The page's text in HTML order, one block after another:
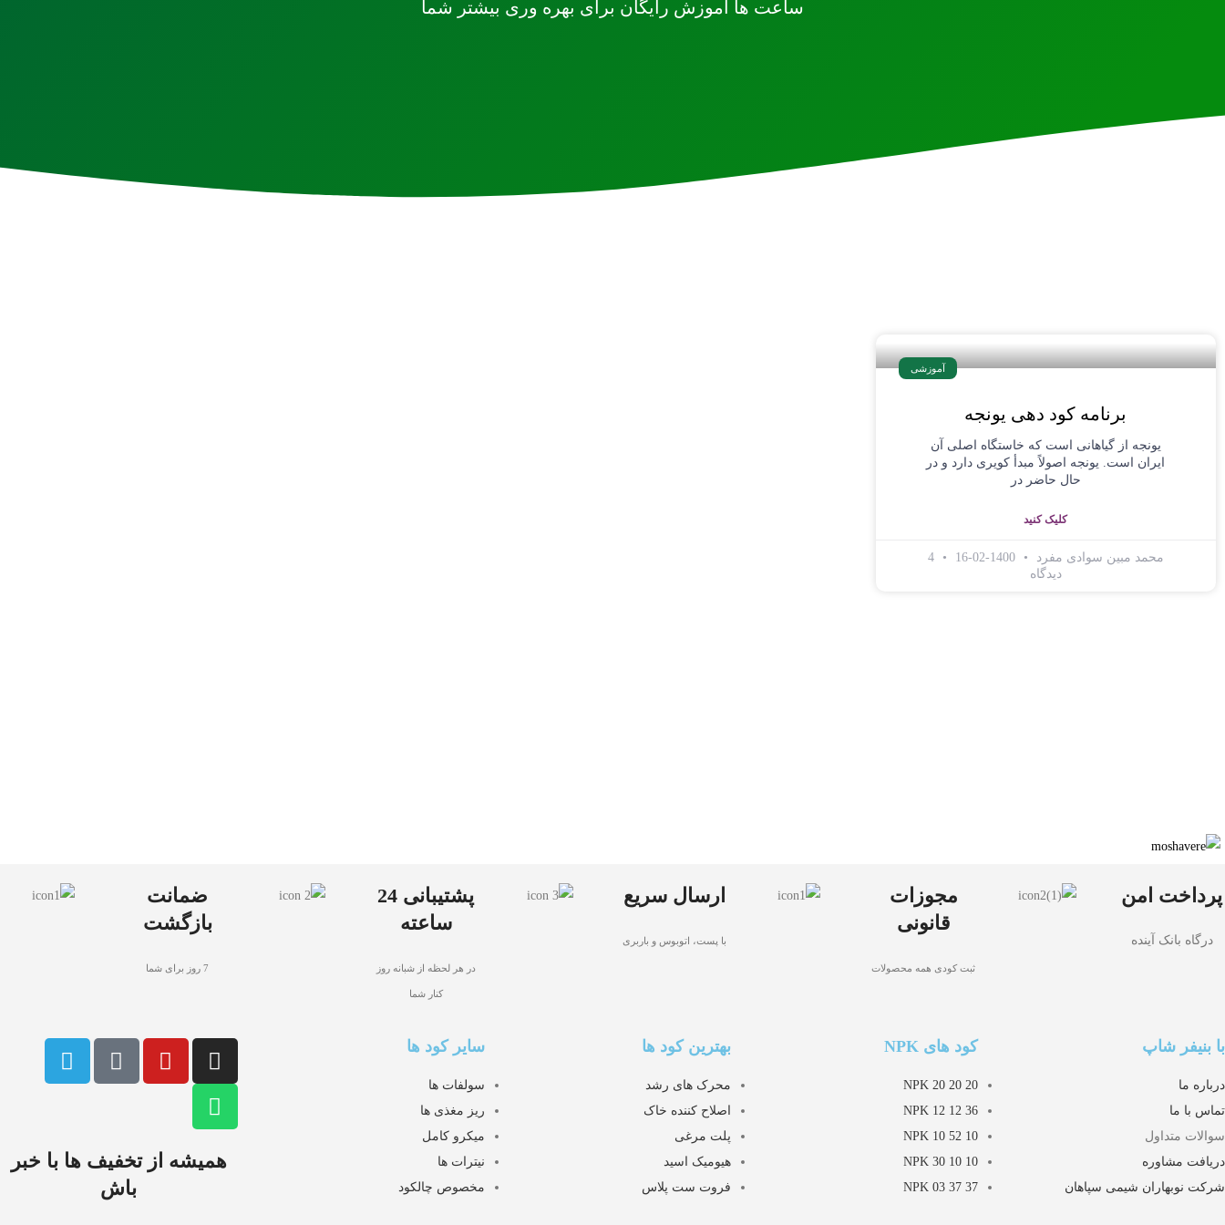
ساعت ها آموزش رایگان برای بهره وری بیشتر شما
آموزشی
برنامه کود دهی یونجه
یونجه از گیاهانی است که خاستگاه اصلی آن
ایران است. یونجه اصولاً مبدأ کویری دارد و در
حال حاضر در
کلیک کنید
محمد مبین سوادی مفرد 1400-02-16
4
دیدگاه
پرداخت امن
درگاه بانک آینده
مجوزات
قانونی
ثبت کودی همه محصولات
ارسال سریع
با پست، اتوبوس و باربری
پشتیبانی 24
ساعته
در هر لحظه از شبانه روز
کنار شما
ضمانت
بازگشت
7 روز برای شما
با بنیفر شاپ
درباره ما
تماس با ما
سوالات متداول
دریافت مشاوره
شرکت نوبهاران شیمی سپاهان
کود های NPK
NPK 20 20 20
NPK 12 12 36
NPK 10 52 10
NPK 30 10 10
NPK 03 37 37
بهترین کود ها
محرک های رشد
اصلاح کننده خاک
پلت مرغی
هیومیک اسید
فروت ست پلاس
سایر کود ها
سولفات ها
ریز مغذی ها
میکرو کامل
نیترات ها
مخصوص چالکود
همیشه از تخفیف ها با خبر
باش